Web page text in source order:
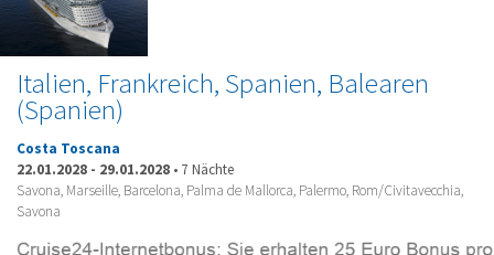
Italien, Frankreich, Spanien, Balearen
(Spanien)
Costa Toscana
22.01.2028 - 29.01.2028 • 7 Nächte
Savona, Marseille, Barcelona, Palma de Mallorca, Palermo, Rom/Civitavecchia,
Savona